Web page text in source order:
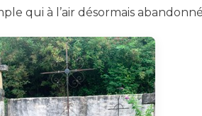
qui à l’air désormais